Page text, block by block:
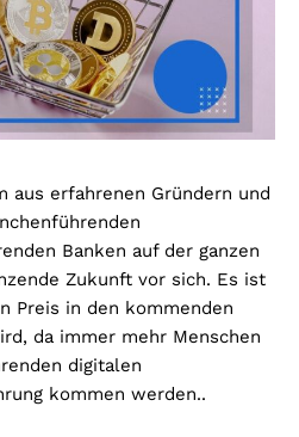
aus erfahrenen Gründern und
Banken auf der ganzen
Zukunft vor sich. Es ist
Preis in den kommenden
da immer mehr Menschen
digitalen
kommen werden..